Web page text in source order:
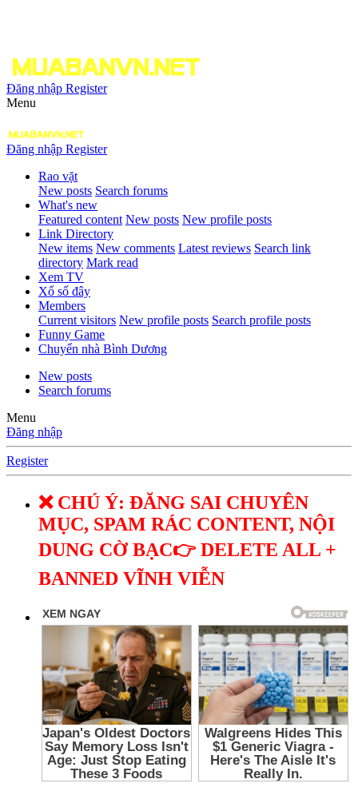
Đăng nhập Register
Menu
Đăng nhập Register
Rao vặt
New posts Search forums
What's new
Featured content New posts New profile posts
Link Directory
New items New comments Latest reviews Search link
directory Mark read
Xem TV
Xổ số đây
Members
Current visitors New profile posts Search profile posts
Funny Game
Chuyển nhà Bình Dương
New posts
Search forums
Menu
Đăng nhập
Register
❌ CHÚ Ý: ĐĂNG SAI CHUYÊN
MỤC, SPAM RÁC CONTENT, NỘI
DUNG CỜ BẠC👉 DELETE ALL +
BANNED VĨNH VIỄN